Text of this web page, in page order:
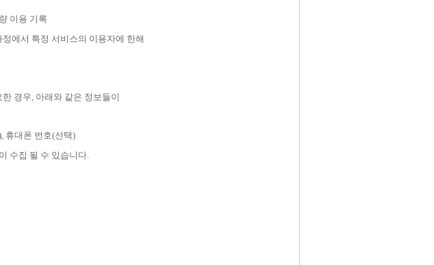
이용 기록
에서 특정 서비스의 이용자에 한해
한 경우 아래와 같은 정보들이
휴대폰 번호(선택)
수집 될 수 있습니다